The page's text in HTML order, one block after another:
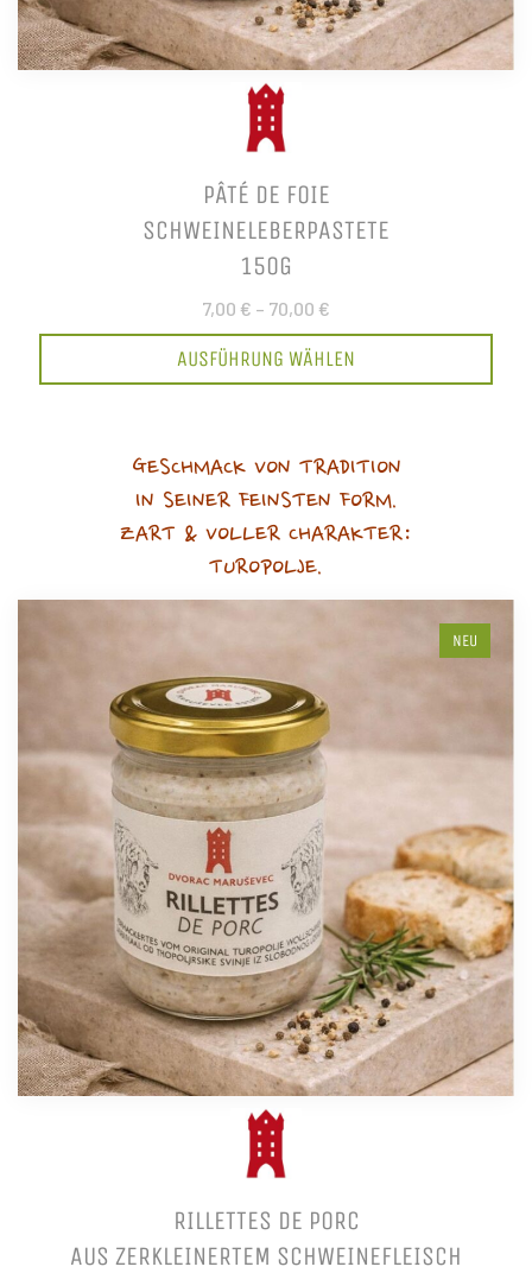
PÂTÉ DE FOIE
SCHWEINELEBERPASTETE
150G
7,00 € – 70,00 €
AUSFÜHRUNG WÄHLEN
GESCHMACK VON TRADITION
IN SEINER FEINSTEN FORM.
ZART & VOLLER CHARAKTER:
TUROPOLJE.
NEU
RILLETTES DE PORC
AUS ZERKLEINERTEM SCHWEINEFLEISCH